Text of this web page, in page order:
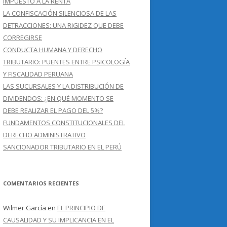
LA CONFISCACIÓN SILENCIOSA DE LAS
DETRACCIONES: UNA RIGIDEZ QUE DEBE
CORREGIRSE
CONDUCTA HUMANA Y DERECHO
TRIBUTARIO: PUENTES ENTRE PSICOLOGÍA
Y FISCALIDAD PERUANA
LAS SUCURSALES Y LA DISTRIBUCIÓN DE
DIVIDENDOS: ¿EN QUÉ MOMENTO SE
DEBE REALIZAR EL PAGO DEL 5%?
FUNDAMENTOS CONSTITUCIONALES DEL
DERECHO ADMINISTRATIVO
SANCIONADOR TRIBUTARIO EN EL PERÚ
COMENTARIOS RECIENTES
Wilmer García en EL PRINCIPIO DE
CAUSALIDAD Y SU IMPLICANCIA EN EL